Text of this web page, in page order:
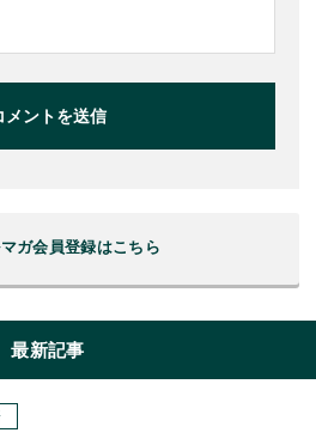
メントを送信
ガ会員登録はこちら
最新記事